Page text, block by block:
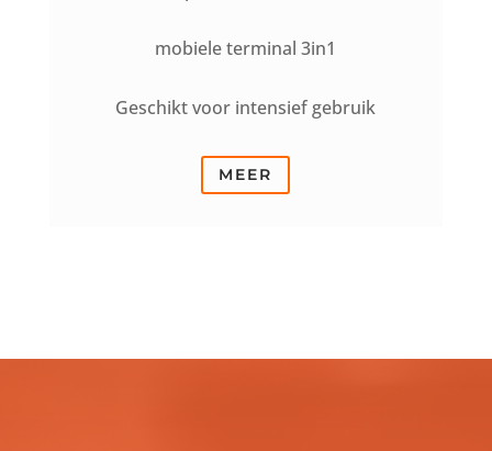
mobiele terminal 3in1
Geschikt voor intensief gebruik
MEER